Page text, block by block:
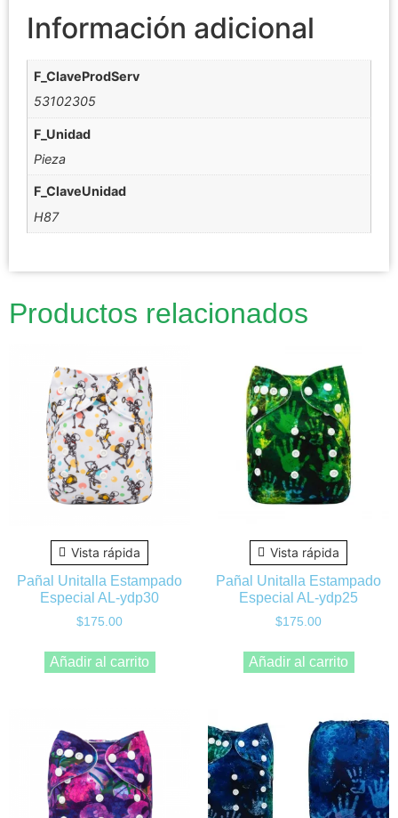
Información adicional
F_ClaveProdServ
53102305
F_Unidad
Pieza
F_ClaveUnidad
H87
Productos relacionados
Vista rápida
Pañal Unitalla Estampado
Especial AL-ydp30
$175.00
Añadir al carrito
Vista rápida
Pañal Unitalla Estampado
Especial AL-ydp25
$175.00
Añadir al carrito